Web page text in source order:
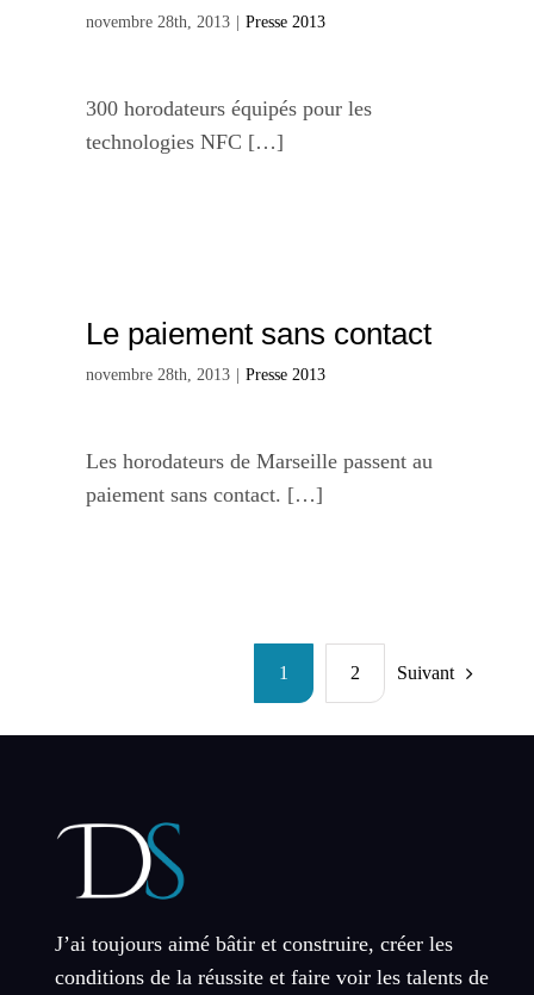
novembre 28th, 2013 | Presse 2013
300 horodateurs équipés pour les
technologies NFC […]
Le paiement sans contact
novembre 28th, 2013 | Presse 2013
Les horodateurs de Marseille passent au
paiement sans contact. […]
1 2 Suivant
J’ai toujours aimé bâtir et construire, créer les
conditions de la réussite et faire voir les talents de